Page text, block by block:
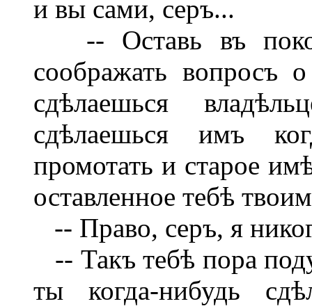
и вы сами, серъ...
-- Оставь въ
соображать вопросъ
сдѣлаешься
сдѣлаешься имъ
промотать и старое
оставленное тебѣ
-- Право, серъ, я
-- Такъ тебѣ пора
ты когда-нибудь